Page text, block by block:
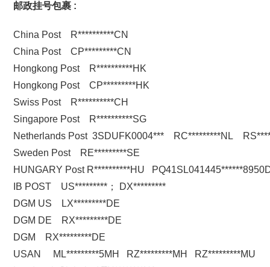
邮政挂号包裹 :
China Post R**********CN
China Post CP*********CN
Hongkong Post R**********HK
Hongkong Post CP*********HK
Swiss Post R**********CH
Singapore Post R**********SG
Netherlands Post 3SDUFK0004*** RC*********NL
Sweden Post RE*********SE
HUNGARY Post R**********HU
IB POST US*********； DX*********
DGM US LX*********DE
DGM DE RX*********DE
DGM RX*********DE
USAN ML*********5MH RZ*********MH RZ*********MU